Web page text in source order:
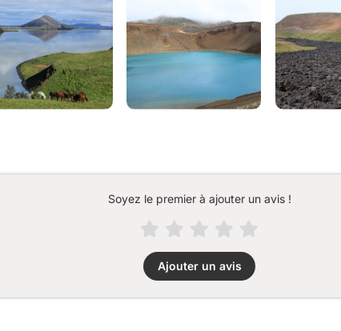
Soyez le premier à ajouter un avis !
Ajouter un avis